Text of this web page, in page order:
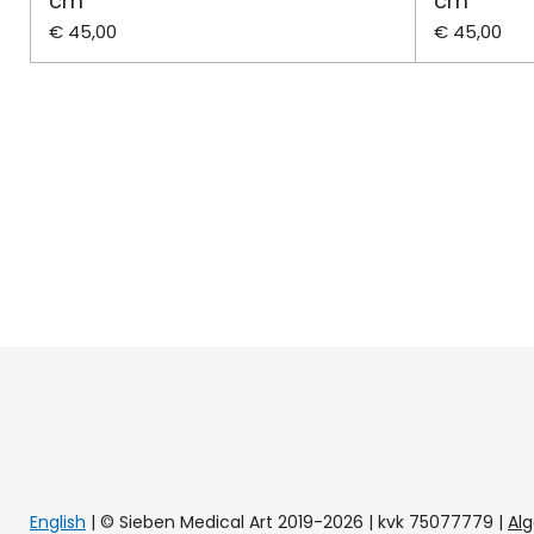
€ 45,00 € 45,00
English | © Sieben Medical Art 2019-2026 | kvk 75077779 |